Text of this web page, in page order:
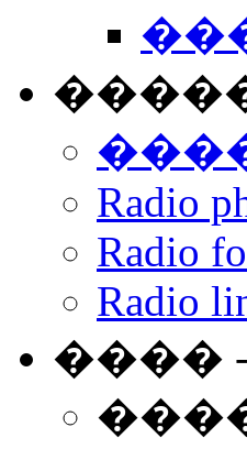
Radio
Radio
Radio
����